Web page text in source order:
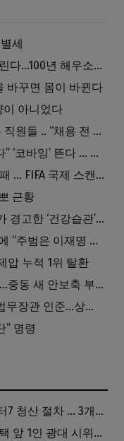
세
[비움의 미악] 똥오줌도 번뇌도 버린다…100년 해우소의 철학
바꾸면 몸이 바뀐다
이 아니었다
[이슈] 식당 옮겨 다니며 소송 거는 직원들 .. “채용 전 반드시 확인해야”
[라이프] “결혼 대신 친구와 집 산다” ‘코바잉’ 뜬다 … 내 집 마련 공식 바뀌었다
심판 성접대 7경기서 한국 축구 무패 … FIFA 국제 스캔들 번지나
근황
[건강] “과하면 몸 해친다” … 의사가 경고한 ‘건강습관’ 5가지
국힘, 추미애 ‘경기 재정비상 상황’에 “주범은 이재명 전 지사”
압 누적 1위 탈환
사우디·튀르키예·파키스탄 뭉쳤다…중동 새 안보축 부상하나
‘트럼프 개인변호사 출신’ 블랜치 법무장관 인준…상원 50대49 가결
” 명령
[단독] 김원석 회사 4곳 줄줄이 챕터7 청산 절차 … 3개 법인 같은 날 동시 파산 신청
[화제] “내 돈 갚아라” 김원석씨 자택 앞 1인 광대 시위 … 한인 투자사, “108만 달러 못받아”